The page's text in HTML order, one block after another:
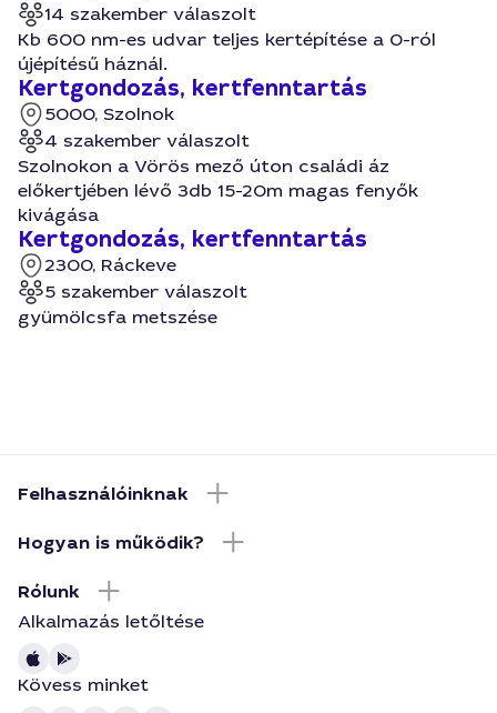
14 szakember válaszolt
Kb 600 nm-es udvar teljes kertépítése a 0-ról
újépítésű háznál.
Kertgondozás, kertfenntartás
5000, Szolnok
4 szakember válaszolt
Szolnokon a Vörös mező úton családi áz
előkertjében lévő 3db 15-20m magas fenyők
kivágása
Kertgondozás, kertfenntartás
2300, Ráckeve
5 szakember válaszolt
gyümölcsfa metszése
Felhasználóinknak
Hogyan is működik?
Rólunk
Alkalmazás letőltése
Kövess minket